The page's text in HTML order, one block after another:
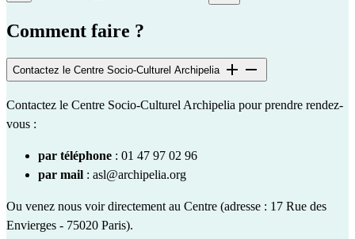
Comment faire ?
Contactez le Centre Socio-Culturel Archipelia
Contactez le Centre Socio-Culturel Archipelia pour prendre rendez-
vous :
par téléphone : 01 47 97 02 96
par mail : asl@archipelia.org
Ou venez nous voir directement au Centre (adresse : 17 Rue des
Envierges - 75020 Paris).